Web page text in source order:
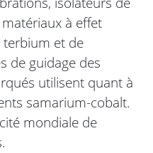
à effet
et de
de guidage des
utilisent quant à
samarium-cobalt.
mondiale de